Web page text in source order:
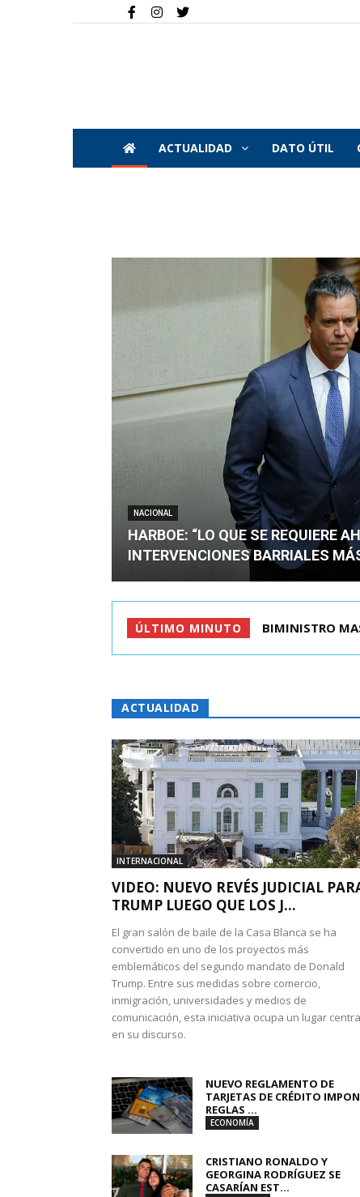
ACTUALIDAD DATO ÚTIL
NACIONAL
HARBOE: “LO QUE SE REQUIERE
INTERVENCIONES BARRIALES
ÚLTIMO MINUTO TIROTEO EN
ACTUALIDAD
INTERNACIONAL
VIDEO: NUEVO REVÉS JUDICIAL
TRUMP LUEGO QUE LOS J...
El gran salón de baile de la Casa Blanca se ha
convertido en uno de los proyectos más
emblemáticos del segundo mandato de Donald
Trump. Entre sus medidas sobre comercio,
inmigración, universidades y medios de
comunicación, esta iniciativa ocupa un lugar
en su discurso.
NUEVO REGLAMENTO DE
TARJETAS DE CRÉDITO
REGLAS ...
ECONOMÍA
CRISTIANO RONALDO Y
GEORGINA RODRÍGUEZ SE
CASARÍAN EST...